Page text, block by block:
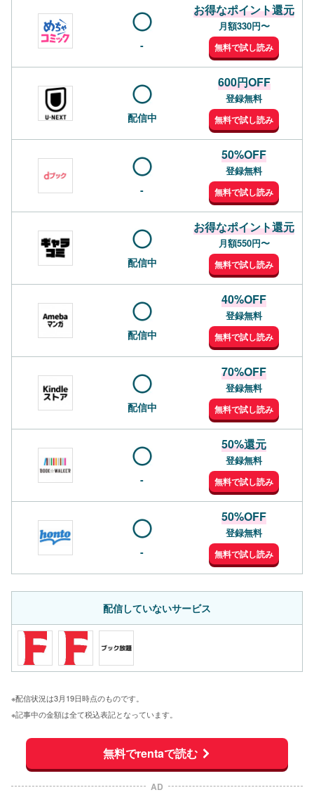
-
お得なポイント還元
月額330円〜
無料で試し読み
配信中
600円OFF
登録無料
無料で試し読み
-
50%OFF
登録無料
無料で試し読み
配信中
お得なポイント還元
月額550円〜
無料で試し読み
配信中
40%OFF
登録無料
無料で試し読み
配信中
70%OFF
登録無料
無料で試し読み
-
50%還元
登録無料
無料で試し読み
-
50%OFF
登録無料
無料で試し読み
配信していないサービス
※配信状況は3月19日時点のものです。
※記事中の金額は全て税込表記となっています。
無料でrentaで読む
AD